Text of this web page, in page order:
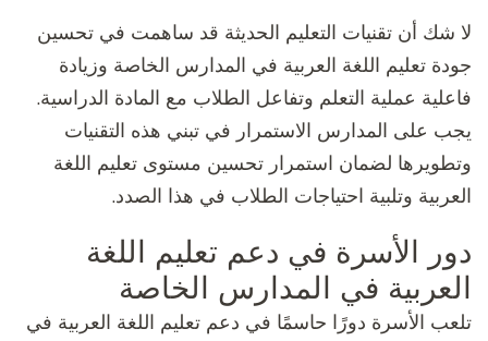
لا شك أن تقنيات التعليم الحديثة قد ساهمت في تحسين
جودة تعليم اللغة العربية في المدارس الخاصة وزيادة
فاعلية عملية التعلم وتفاعل الطلاب مع المادة الدراسية.
يجب على المدارس الاستمرار في تبني هذه التقنيات
وتطويرها لضمان استمرار تحسين مستوى تعليم اللغة
العربية وتلبية احتياجات الطلاب في هذا الصدد.
دور الأسرة في دعم تعليم اللغة
العربية في المدارس الخاصة
تلعب الأسرة دورًا حاسمًا في دعم تعليم اللغة العربية في